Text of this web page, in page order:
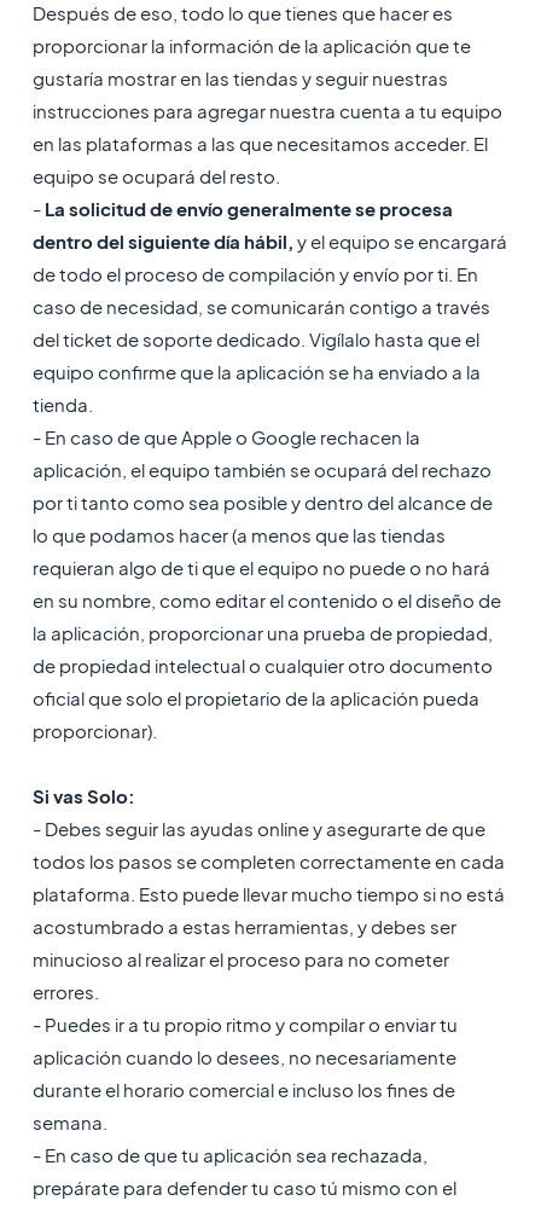
Después de eso, todo lo que tienes que hacer es
proporcionar la información de la aplicación que te
gustaría mostrar en las tiendas y seguir nuestras
instrucciones para agregar nuestra cuenta a tu equipo
en las plataformas a las que necesitamos acceder. El
equipo se ocupará del resto.
-La solicitud de envío generalmente se procesa
dentro del siguiente día hábil, y el equipo se encargará
de todo el proceso de compilación y envío por ti. En
caso de necesidad, se comunicarán contigo a través
del ticket de soporte dedicado. Vigílalo hasta que el
equipo confirme que la aplicación se ha enviado a la
tienda.
- En caso de que Apple o Google rechacen la
aplicación, el equipo también se ocupará del rechazo
por ti tanto como sea posible y dentro del alcance de
lo que podamos hacer (a menos que las tiendas
requieran algo de ti que el equipo no puede o no hará
en su nombre, como editar el contenido o el diseño de
la aplicación, proporcionar una prueba de propiedad,
de propiedad intelectual o cualquier otro documento
oficial que solo el propietario de la aplicación pueda
proporcionar).
Si vas Solo:
- Debes seguir las ayudas online y asegurarte de que
todos los pasos se completen correctamente en cada
plataforma. Esto puede llevar mucho tiempo si no está
acostumbrado a estas herramientas, y debes ser
minucioso al realizar el proceso para no cometer
errores.
- Puedes ir a tu propio ritmo y compilar o enviar tu
aplicación cuando lo desees, no necesariamente
durante el horario comercial e incluso los fines de
semana.
- En caso de que tu aplicación sea rechazada,
prepárate para defender tu caso tú mismo con el